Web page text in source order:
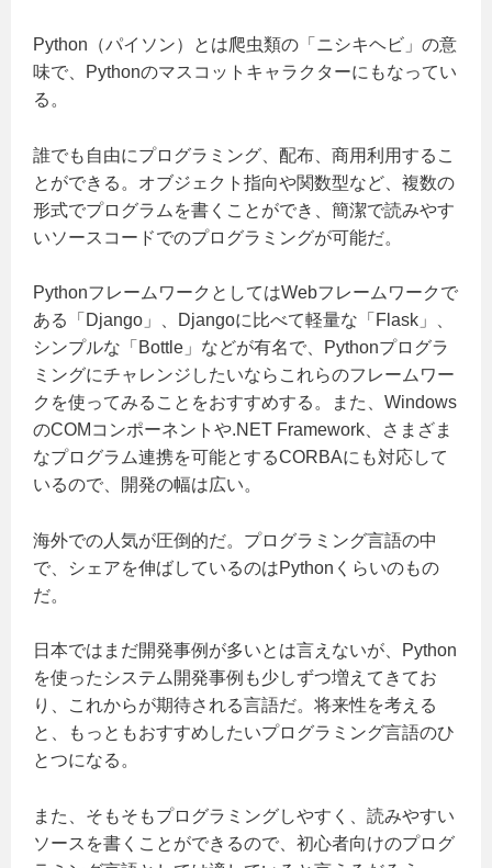
Python（パイソン）とは爬虫類の「ニシキヘビ」の意
味で、Pythonのマスコットキャラクターにもなってい
る。
誰でも自由にプログラミング、配布、商用利用するこ
とができる。オブジェクト指向や関数型など、複数の
形式でプログラムを書くことができ、簡潔で読みやす
いソースコードでのプログラミングが可能だ。
PythonフレームワークとしてはWebフレームワークで
ある「Django」、Djangoに比べて軽量な「Flask」、
シンプルな「Bottle」などが有名で、Pythonプログラ
ミングにチャレンジしたいならこれらのフレームワー
クを使ってみることをおすすめする。また、Windows
のCOMコンポーネントや.NET Framework、さまざま
なプログラム連携を可能とするCORBAにも対応して
いるので、開発の幅は広い。
海外での人気が圧倒的だ。プログラミング言語の中
で、シェアを伸ばしているのはPythonくらいのもの
だ。
日本ではまだ開発事例が多いとは言えないが、Python
を使ったシステム開発事例も少しずつ増えてきてお
り、これからが期待される言語だ。将来性を考える
と、もっともおすすめしたいプログラミング言語のひ
とつになる。
また、そもそもプログラミングしやすく、読みやすい
ソースを書くことができるので、初心者向けのプログ